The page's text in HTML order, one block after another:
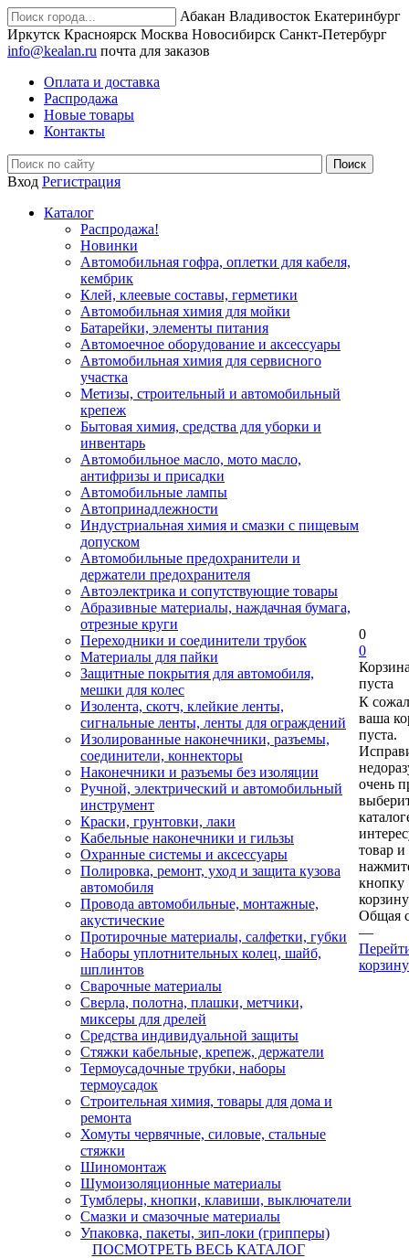
Абакан Владивосток Екатеринбург
Иркутск Красноярск Москва Новосибирск Санкт-Петербург
info@kealan.ru почта для заказов
Оплата и доставка
Распродажа
Новые товары
Контакты
Вход Регистрация
Каталог
Распродажа!
Новинки
Автомобильная гофра, оплетки для кабеля,
кембрик
Клей, клеевые составы, герметики
Автомобильная химия для мойки
Батарейки, элементы питания
Автомоечное оборудование и аксессуары
Автомобильная химия для сервисного
участка
Метизы, строительный и автомобильный
крепеж
Бытовая химия, средства для уборки и
инвентарь
Автомобильное масло, мото масло,
антифризы и присадки
Автомобильные лампы
Автопринадлежности
Индустриальная химия и смазки с пищевым
допуском
Автомобильные предохранители и
держатели предохранителя
Автоэлектрика и сопутствующие товары
Абразивные материалы, наждачная бумага,
отрезные круги
Переходники и соединители трубок
Материалы для пайки
Защитные покрытия для автомобиля,
мешки для колес
Изолента, скотч, клейкие ленты,
сигнальные ленты, ленты для ограждений
Изолированные наконечники, разъемы,
соединители, коннекторы
Наконечники и разъемы без изоляции
Ручной, электрический и автомобильный
инструмент
Краски, грунтовки, лаки
Кабельные наконечники и гильзы
Охранные системы и аксессуары
Полировка, ремонт, уход и защита кузова
автомобиля
Провода автомобильные, монтажные,
акустические
Протирочные материалы, салфетки, губки
Наборы уплотнительных колец, шайб,
шплинтов
Сварочные материалы
Сверла, полотна, плашки, метчики,
миксеры для дрелей
Средства индивидуальной защиты
Стяжки кабельные, крепеж, держатели
Термоусадочные трубки, наборы
термоусадок
Строительная химия, товары для дома и
ремонта
Хомуты червячные, силовые, стальные
стяжки
Шиномонтаж
Шумоизоляционные материалы
Тумблеры, кнопки, клавиши, выключатели
Смазки и смазочные материалы
Упаковка, пакеты, зип-локи (грипперы)
ПОСМОТРЕТЬ ВЕСЬ КАТАЛОГ
0
0
пуста
К
ваша
пуста.
очень
товар и
кнопку
Общая
—
корзину